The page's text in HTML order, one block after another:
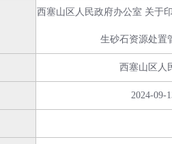
西塞山区人民政府办公室 关于
生砂石资源处置
西塞山区人
2024-09-